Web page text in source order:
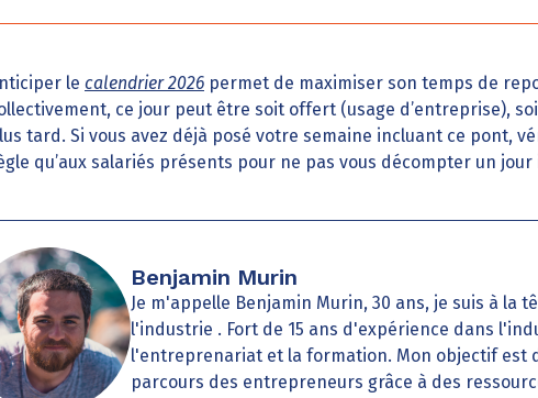
le calendrier 2026 permet de maximiser son temps de
ce jour peut être soit offert (usage d’entreprise),
tard. Si vous avez déjà posé votre semaine incluant ce pont,
qu’aux salariés présents pour ne pas vous décompter un
Benjamin Murin
Je m'appelle Benjamin Murin, 30 ans, je suis à la
l'industrie . Fort de 15 ans d'expérience dans
l'entreprenariat et la formation. Mon objectif est
parcours des entrepreneurs grâce à des